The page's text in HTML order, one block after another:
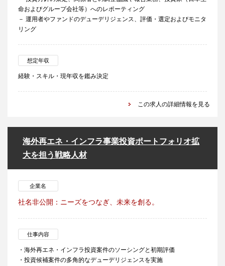
命およびグループ会社等）へのレポーティング
－ 運用者やファンドのデューデリジェンス、評価・選定およびモニタ
リング
想定年収
経験・スキル・現年収を鑑み決定
この求人の詳細情報を見る
海外再エネ・インフラ事業投資ポートフォリオ拡
大を担う戦略人材
企業名
社名非公開：ニーズをつなぎ、未来を創る。
仕事内容
・海外再エネ・インフラ投資案件のソーシングと初期評価
・投資候補案件の多角的なデューデリジェンスを実施